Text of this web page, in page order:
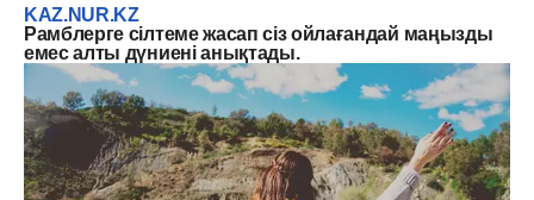
KAZ.NUR.KZ
Рамблерге сілтеме жасап сіз ойлағандай маңызды
емес алты дүниені анықтады.